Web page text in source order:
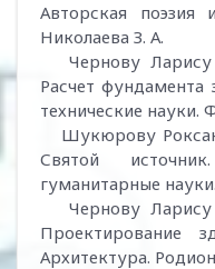
Авторская
Николаева З. А.
Чернову Ларису
Расчет фундамента
технические науки.
Шукюрову
Святой
гуманитарные
Чернову Ларису
Проектирование
Архитектура.